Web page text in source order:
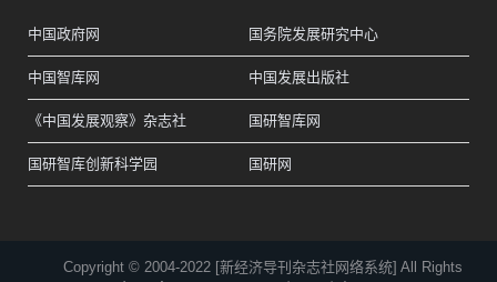
中国政府网 国务院发展研究中心
中国智库网 中国发展出版社
《中国发展观察》杂志社 国研智库网
国研智库创新科学园 国研网
Copyright © 2004-2022 [新经济导刊杂志社网络系统] All Rights